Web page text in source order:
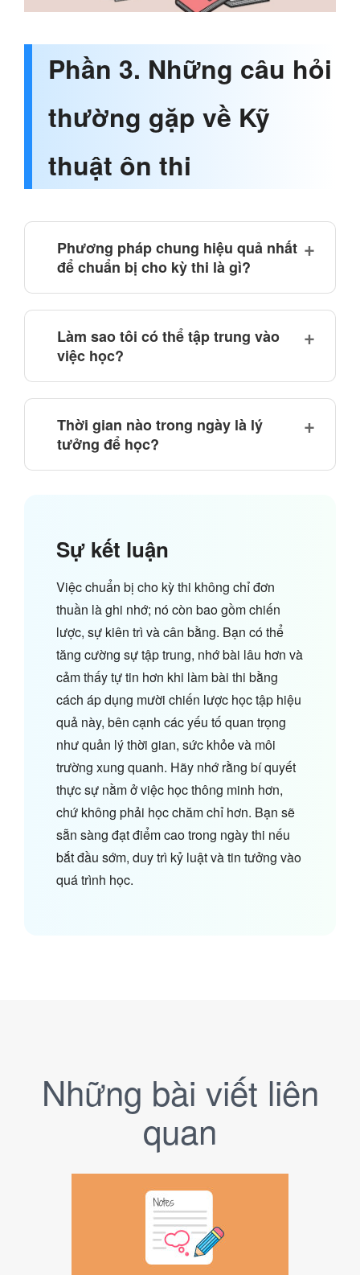
Phần 3. Những câu hỏi
thường gặp về Kỹ
thuật ôn thi
Phương pháp chung hiệu quả nhất
để chuẩn bị cho kỳ thi là gì?
Làm sao tôi có thể tập trung vào
việc học?
Thời gian nào trong ngày là lý
tưởng để học?
Sự kết luận
Việc chuẩn bị cho kỳ thi không chỉ đơn
thuần là ghi nhớ; nó còn bao gồm chiến
lược, sự kiên trì và cân bằng. Bạn có thể
tăng cường sự tập trung, nhớ bài lâu hơn và
cảm thấy tự tin hơn khi làm bài thi bằng
cách áp dụng mười chiến lược học tập hiệu
quả này, bên cạnh các yếu tố quan trọng
như quản lý thời gian, sức khỏe và môi
trường xung quanh. Hãy nhớ rằng bí quyết
thực sự nằm ở việc học thông minh hơn,
chứ không phải học chăm chỉ hơn. Bạn sẽ
sẵn sàng đạt điểm cao trong ngày thi nếu
bắt đầu sớm, duy trì kỷ luật và tin tưởng vào
quá trình học.
Những bài viết liên
quan